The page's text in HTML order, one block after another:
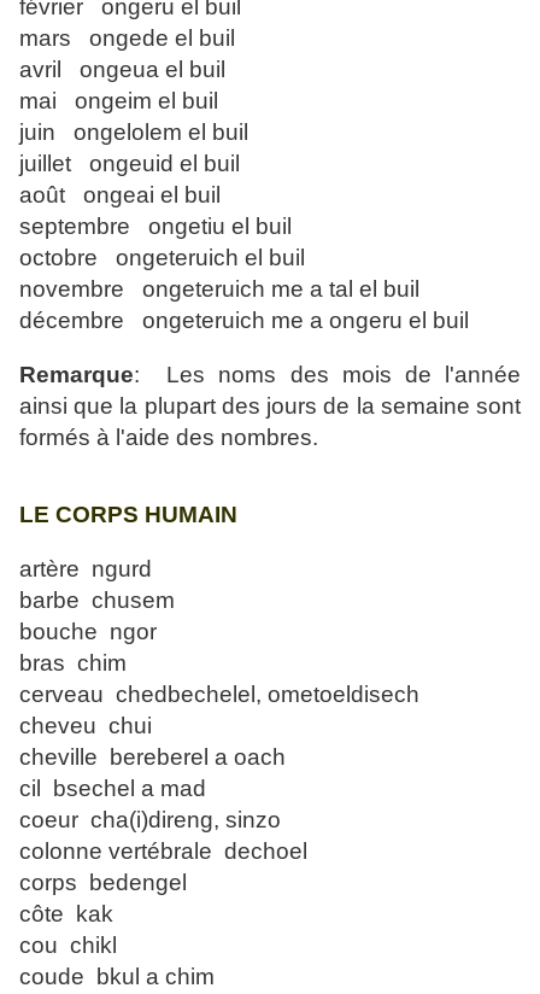
février ongeru el buil
mars ongede el buil
avril ongeua el buil
mai ongeim el buil
juin ongelolem el buil
juillet ongeuid el buil
août ongeai el buil
septembre ongetiu el buil
octobre ongeteruich el buil
novembre ongeteruich me a tal el buil
décembre ongeteruich me a ongeru el buil
Remarque: Les noms des mois de l'année
ainsi que la plupart des jours de la semaine sont
formés à l'aide des nombres.
LE CORPS HUMAIN
artère ngurd
barbe chusem
bouche ngor
bras chim
cerveau chedbechelel, ometoeldisech
cheveu chui
cheville bereberel a oach
cil bsechel a mad
coeur cha(i)direng, sinzo
colonne vertébrale dechoel
corps bedengel
côte kak
cou chikl
coude bkul a chim